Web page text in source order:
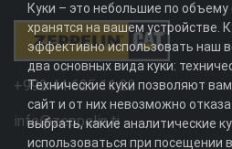
+992 44 625 11 22
info@zeppelin.tj
Куки – это небольшие по
хранятся на вашем устройстве.
эффективно использовать наш
два основных вида куки:
Технические куки позволяют
сайт и от них невозможно
выбрать, какие аналитические
использоваться при посещении